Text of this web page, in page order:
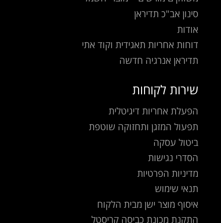
סינון אב"כ תדיראן
אודות
דוחות אחריות תאגידית וקוד אתי
תדיראן אנרגיה חדשה
שירות לקוחות
הפעלת אחריות דיגיטלית
תפעול המזגן ותחזוקה שוטפת
ביטול עסקה
הסדרי נגישות
מדיניות הפרטיות
תנאי שימוש
איסוף מוצר ישן מבית הלקוח
התקנת מכונת כביסה קריסטל